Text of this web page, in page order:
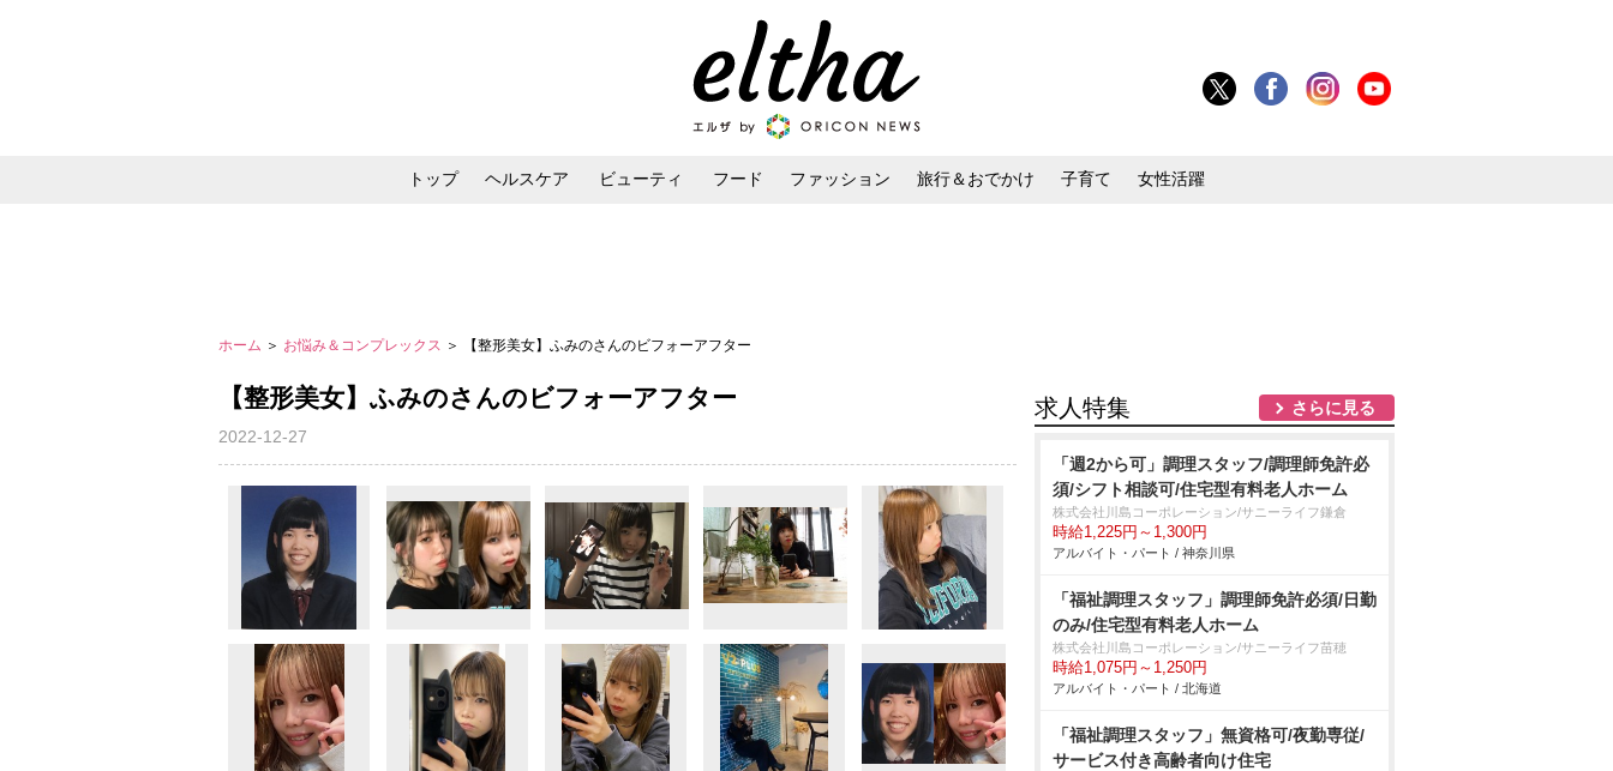
トップ ヘルスケア ビューティ フード ファッション 旅行＆おでかけ 子育て 女性活躍
ホーム ＞ お悩み＆コンプレックス ＞ 【整形美女】ふみのさんのビフォーアフター
【整形美女】ふみのさんのビフォーアフター
2022-12-27
求人特集 さらに見る
「週2から可」調理スタッフ/調理師免許必
須/シフト相談可/住宅型有料老人ホーム
株式会社川島コーポレーション/サニーライフ鎌倉
時給1,225円～1,300円
アルバイト・パート / 神奈川県
「福祉調理スタッフ」調理師免許必須/日勤
のみ/住宅型有料老人ホーム
株式会社川島コーポレーション/サニーライフ苗穂
時給1,075円～1,250円
アルバイト・パート / 北海道
「福祉調理スタッフ」無資格可/夜勤専従/
サービス付き高齢者向け住宅